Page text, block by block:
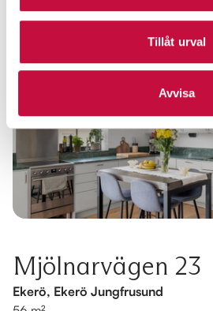
Tillåt urval
Avvisa
Mjölnarvägen 23
Ekerö, Ekerö Jungfrusund